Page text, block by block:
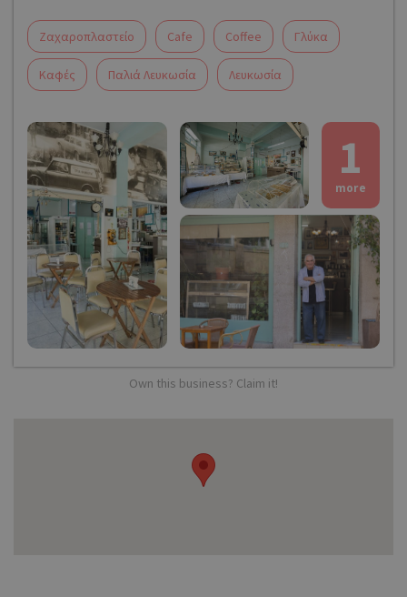
Zαχαροπλαστείο Cafe Coffee Γλύκα
Καφές Παλιά Λευκωσία Λευκωσία
1
more
Own this business? Claim it!